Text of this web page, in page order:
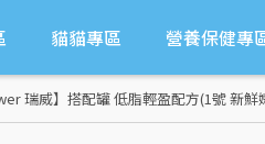
貓貓專區 營養保健專
瑞威】搭配罐 低脂輕盈配方(1號 新